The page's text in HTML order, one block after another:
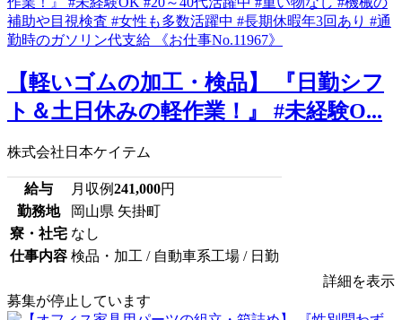
【軽いゴムの加工・検品】 『日勤シフ
ト＆土日休みの軽作業！』 #未経験O...
株式会社日本ケイテム
給与 月収例241,000円
勤務地
岡山県 矢掛町
寮・社宅 なし
仕事内容 検品・加工 / 自動車系工場 / 日勤
詳細を表示
募集が停止しています